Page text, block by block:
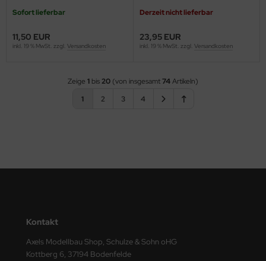
Sofort lieferbar
11,50 EUR
inkl. 19 % MwSt. zzgl. Versandkosten
Derzeit nicht lieferbar
23,95 EUR
inkl. 19 % MwSt. zzgl. Versandkosten
Zeige 1 bis20 (von insgesamt74Artikeln)
1
2 3 4
Kontakt
Axels Modellbau Shop, Schulze & Sohn oHG
Kottberg 6, 37194 Bodenfelde